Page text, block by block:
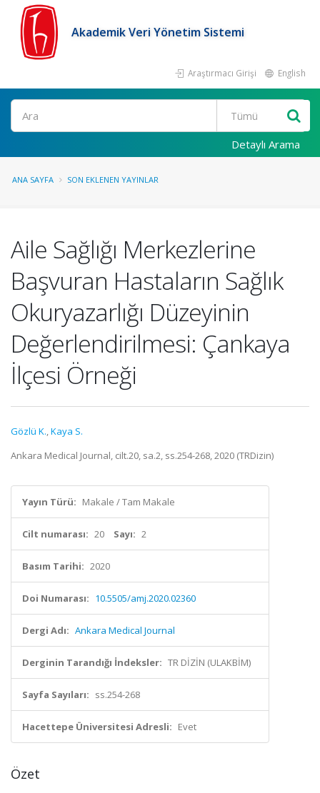
Akademik Veri Yönetim Sistemi
Araştırmacı Girişi English
Ara
Detaylı Arama
ANA SAYFA SON EKLENEN YAYINLAR
Aile Sağlığı Merkezlerine
Başvuran Hastaların Sağlık
Okuryazarlığı Düzeyinin
Değerlendirilmesi: Çankaya
İlçesi Örneği
Gözlü K.,Kaya S.
Ankara Medical Journal, cilt.20, sa.2, ss.254-268, 2020 (TRDizin)
Yayın Türü: Makale / Tam Makale
Cilt numarası: 20 Sayı: 2
Basım Tarihi: 2020
Doi Numarası: 10.5505/amj.2020.02360
Dergi Adı: Ankara Medical Journal
Derginin Tarandığı İndeksler: TR DİZİN (ULAKBİM)
Sayfa Sayıları: ss.254-268
Hacettepe Üniversitesi Adresli: Evet
Özet